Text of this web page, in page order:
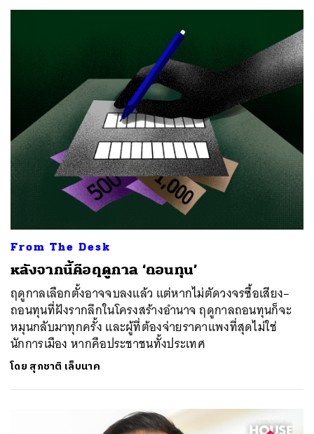
From The Desk
หลังจากนี้คือฤดูกาล ‘ถอนทุน’
ฤดูกาลเลือกตั้งอาจจบลงแล้ว แต่หากไม่ตัดวงจรซื้อเสียง–
ถอนทุนที่ฝังรากลึกในโครงสร้างอำนาจ ฤดูกาลถอนทุนก็จะ
หมุนกลับมาทุกครั้ง และผู้ที่ต้องจ่ายราคาแพงที่สุดไม่ใช่
นักการเมือง หากคือประชาชนทั้งประเทศ
โดย สุภชาติ เล็บนาค